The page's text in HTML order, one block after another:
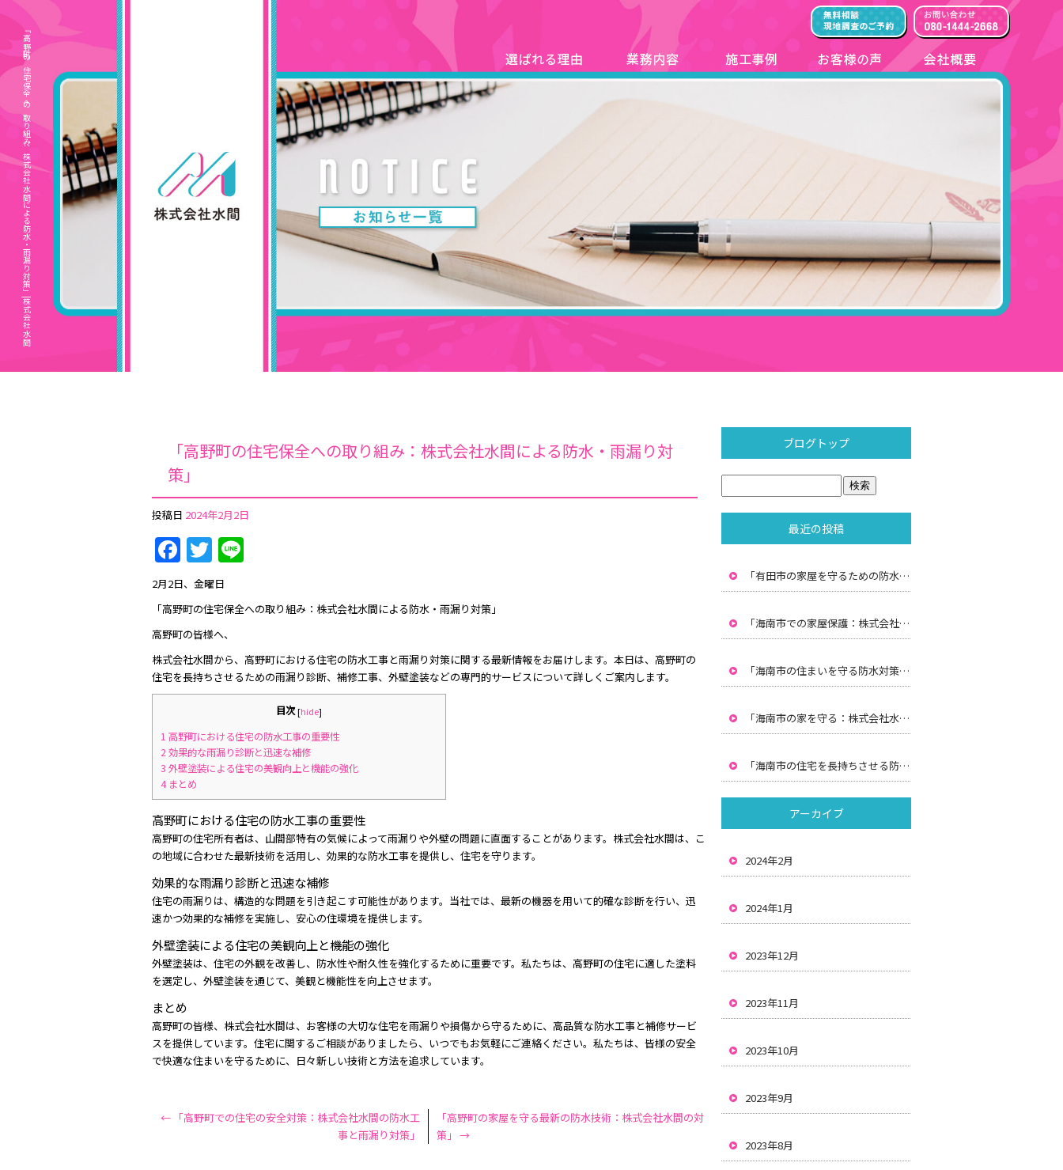
「高野町の住宅保全への取り組み：株式会社水間による防水・雨漏り対策」|株式会社水間
「高野町の住宅保全への取り組み：株式会社水間による防水・雨漏り対
策」
投稿日 2024年2月2日
Facebook
Twitter
2月2日、金曜日
「高野町の住宅保全への取り組み：株式会社水間による防水・雨漏り対策」
高野町の皆様へ、
株式会社水間から、高野町における住宅の防水工事と雨漏り対策に関する最新情報をお届けします。本日は、高野町の
住宅を長持ちさせるための雨漏り診断、補修工事、外壁塗装などの専門的サービスについて詳しくご案内します。
目次[hide]
1 高野町における住宅の防水工事の重要性
2効果的な雨漏り診断と迅速な補修
3 外壁塗装による住宅の美観向上と機能の強化
4まとめ
高野町における住宅の防水工事の重要性
高野町の住宅所有者は、山間部特有の気候によって雨漏りや外壁の問題に直面することがあります。株式会社水間は、こ
の地域に合わせた最新技術を活用し、効果的な防水工事を提供し、住宅を守ります。
効果的な雨漏り診断と迅速な補修
住宅の雨漏りは、構造的な問題を引き起こす可能性があります。当社では、最新の機器を用いて的確な診断を行い、迅
速かつ効果的な補修を実施し、安心の住環境を提供します。
外壁塗装による住宅の美観向上と機能の強化
外壁塗装は、住宅の外観を改善し、防水性や耐久性を強化するために重要です。私たちは、高野町の住宅に適した塗料
を選定し、外壁塗装を通じて、美観と機能性を向上させます。
まとめ
高野町の皆様、株式会社水間は、お客様の大切な住宅を雨漏りや損傷から守るために、高品質な防水工事と補修サービ
スを提供しています。住宅に関するご相談がありましたら、いつでもお気軽にご連絡ください。私たちは、皆様の安全
で快適な住まいを守るために、日々新しい技術と方法を追求しています。
← 「高野町での住宅の安全対策：株式会社水間の防水工
事と雨漏り対策」
「高野町の家屋を守る最新の防水技術：株式会社水間の対
策」 →
ブログトップ
最近の投稿
「有田市の家屋を守るための防水対策：株式会社水間の専門技術」
「海南市での家屋保護：株式会社水間による雨漏り防止と防水対策」
「海南市の住まいを守る防水対策：株式会社水間のプロフェッショナルサービス」
「海南市の家を守る：株式会社水間による防水工事と雨漏りの解決策」
「海南市の住宅を長持ちさせる防水と雨漏り対策：株式会社水間の解決策」
アーカイブ
2024年2月
2024年1月
2023年12月
2023年11月
2023年10月
2023年9月
2023年8月